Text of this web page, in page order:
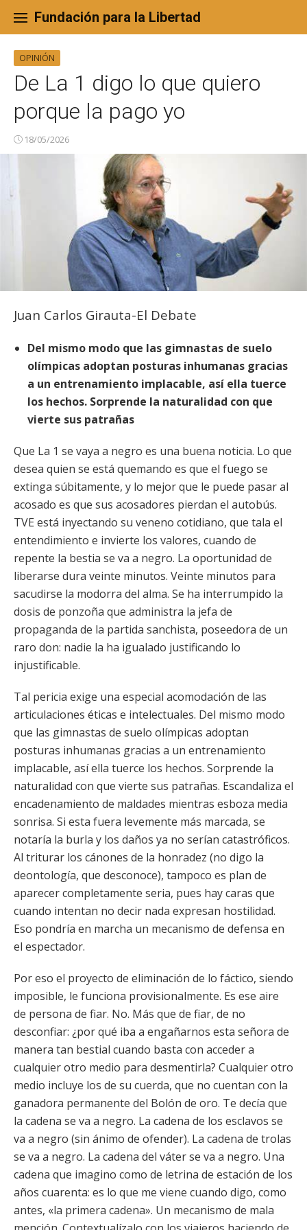
content
Fundación para la Libertad
OPINIÓN
De La 1 digo lo que quiero
porque la pago yo
18/05/2026
Juan Carlos Girauta-El Debate
Del mismo modo que las gimnastas de suelo
olímpicas adoptan posturas inhumanas gracias
a un entrenamiento implacable, así ella tuerce
los hechos. Sorprende la naturalidad con que
vierte sus patrañas
Que La 1 se vaya a negro es una buena noticia. Lo que
desea quien se está quemando es que el fuego se
extinga súbitamente, y lo mejor que le puede pasar al
acosado es que sus acosadores pierdan el autobús.
TVE está inyectando su veneno cotidiano, que tala el
entendimiento e invierte los valores, cuando de
repente la bestia se va a negro. La oportunidad de
liberarse dura veinte minutos. Veinte minutos para
sacudirse la modorra del alma. Se ha interrumpido la
dosis de ponzoña que administra la jefa de
propaganda de la partida sanchista, poseedora de un
raro don: nadie la ha igualado justificando lo
injustificable.
Tal pericia exige una especial acomodación de las
articulaciones éticas e intelectuales. Del mismo modo
que las gimnastas de suelo olímpicas adoptan
posturas inhumanas gracias a un entrenamiento
implacable, así ella tuerce los hechos. Sorprende la
naturalidad con que vierte sus patrañas. Escandaliza el
encadenamiento de maldades mientras esboza media
sonrisa. Si esta fuera levemente más marcada, se
notaría la burla y los daños ya no serían catastróficos.
Al triturar los cánones de la honradez (no digo la
deontología, que desconoce), tampoco es plan de
aparecer completamente seria, pues hay caras que
cuando intentan no decir nada expresan hostilidad.
Eso pondría en marcha un mecanismo de defensa en
el espectador.
Por eso el proyecto de eliminación de lo fáctico, siendo
imposible, le funciona provisionalmente. Es ese aire
de persona de fiar. No. Más que de fiar, de no
desconfiar: ¿por qué iba a engañarnos esta señora de
manera tan bestial cuando basta con acceder a
cualquier otro medio para desmentirla? Cualquier otro
medio incluye los de su cuerda, que no cuentan con la
ganadora permanente del Bolón de oro. Te decía que
la cadena se va a negro. La cadena de los esclavos se
va a negro (sin ánimo de ofender). La cadena de trolas
se va a negro. La cadena del váter se va a negro. Una
cadena que imagino como de letrina de estación de los
años cuarenta: es lo que me viene cuando digo, como
antes, «la primera cadena». Un mecanismo de mala